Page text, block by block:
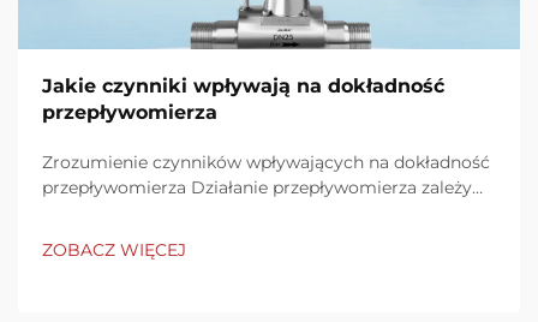
Jakie czynniki wpływają na dokładność
przepływomierza
Zrozumienie czynników wpływających na dokładność
przepływomierza Działanie przepływomierza zależy
właściwości cieczy, warunki instalacji, procedury
ZOBACZ WIĘCEJ